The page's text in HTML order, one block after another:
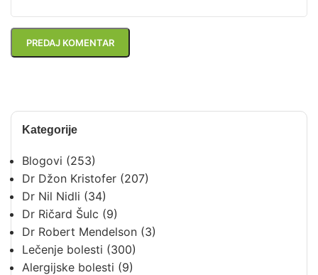
Kategorije
Blogovi (253)
Dr Džon Kristofer (207)
Dr Nil Nidli (34)
Dr Ričard Šulc (9)
Dr Robert Mendelson (3)
Lečenje bolesti (300)
Alergijske bolesti (9)